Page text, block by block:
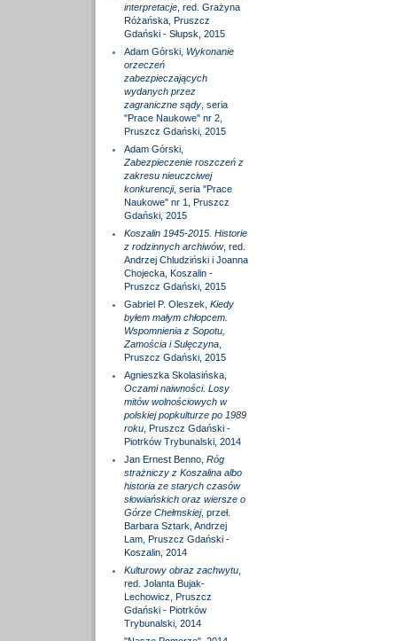
interpretacje, red. Grażyna
Różańska, Pruszcz
Gdański - Słupsk, 2015
Adam Górski, Wykonanie
orzeczeń
zabezpieczających
wydanych przez
zagraniczne sądy, seria
"Prace Naukowe" nr 2,
Pruszcz Gdański, 2015
Adam Górski,
Zabezpieczenie roszczeń z
zakresu nieuczciwej
konkurencji, seria "Prace
Naukowe" nr 1, Pruszcz
Gdański, 2015
Koszalin 1945-2015. Historie
z rodzinnych archiwów, red.
Andrzej Chludziński i Joanna
Chojecka, Koszalin -
Pruszcz Gdański, 2015
Gabriel P. Oleszek, Kiedy
byłem małym chłopcem.
Wspomnienia z Sopotu,
Zamościa i Sulęczyna,
Pruszcz Gdański, 2015
Agnieszka Skolasińska,
Oczami naiwności. Losy
mitów wolnościowych w
polskiej popkulturze po 1989
roku, Pruszcz Gdański -
Piotrków Trybunalski, 2014
Jan Ernest Benno, Róg
strażniczy z Koszalina albo
historia ze starych czasów
słowiańskich oraz wiersze o
Górze Chełmskiej, przeł.
Barbara Sztark, Andrzej
Lam, Pruszcz Gdański -
Koszalin, 2014
Kulturowy obraz zachwytu,
red. Jolanta Bujak-
Lechowicz, Pruszcz
Gdański - Piotrków
Trybunalski, 2014